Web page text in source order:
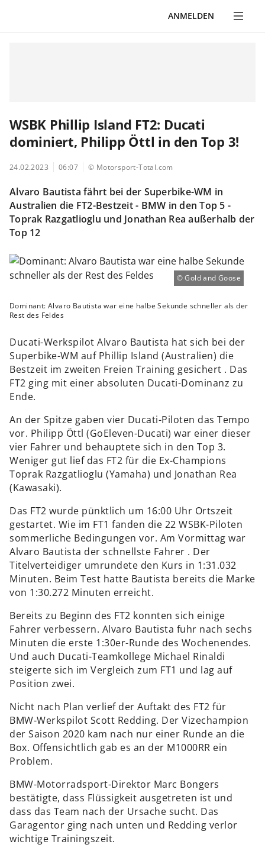
ANMELDEN
WSBK Phillip Island FT2: Ducati
dominiert, Philipp Öttl in den Top 3!
24.02.2023 06:07 © Motorsport-Total.com
Alvaro Bautista fährt bei der Superbike-WM in
Australien die FT2-Bestzeit - BMW in den Top 5 -
Toprak Razgatlioglu und Jonathan Rea außerhalb der
Top 12
Dominant: Alvaro Bautista war eine halbe Sekunde schneller als der
Rest des Feldes
Gold and Goose
Ducati-Werkspilot Alvaro Bautista hat sich bei der
Superbike-WM auf Phillip Island (Australien) die
Bestzeit im zweiten Freien Training gesichert . Das
FT2 ging mit einer absoluten Ducati-Dominanz zu
Ende.
An der Spitze gaben vier Ducati-Piloten das Tempo
vor. Philipp Öttl (GoEleven-Ducati) war einer dieser
vier Fahrer und behauptete sich in den Top 3.
Weniger gut lief das FT2 für die Ex-Champions
Toprak Razgatlioglu (Yamaha) und Jonathan Rea
(Kawasaki).
Das FT2 wurde pünktlich um 16:00 Uhr Ortszeit
gestartet. Wie im FT1 fanden die 22 WSBK-Piloten
sommerliche Bedingungen vor. Am Vormittag war
Alvaro Bautista der schnellste Fahrer . Der
Titelverteidiger umrundete den Kurs in 1:31.032
Minuten. Beim Test hatte Bautista bereits die Marke
von 1:30.272 Minuten erreicht.
Bereits zu Beginn des FT2 konnten sich einige
Fahrer verbessern. Alvaro Bautista fuhr nach sechs
Minuten die erste 1:30er-Runde des Wochenendes.
Und auch Ducati-Teamkollege Michael Rinaldi
steigerte sich im Vergleich zum FT1 und lag auf
Position zwei.
Nicht nach Plan verlief der Auftakt des FT2 für
BMW-Werkspilot Scott Redding. Der Vizechampion
der Saison 2020 kam nach nur einer Runde an die
Box. Offensichtlich gab es an der M1000RR ein
Problem.
BMW-Motorradsport-Direktor Marc Bongers
bestätigte, dass Flüssigkeit ausgetreten ist und
dass das Team nach der Ursache sucht. Das
Garagentor ging nach unten und Redding verlor
wichtige Trainingszeit.